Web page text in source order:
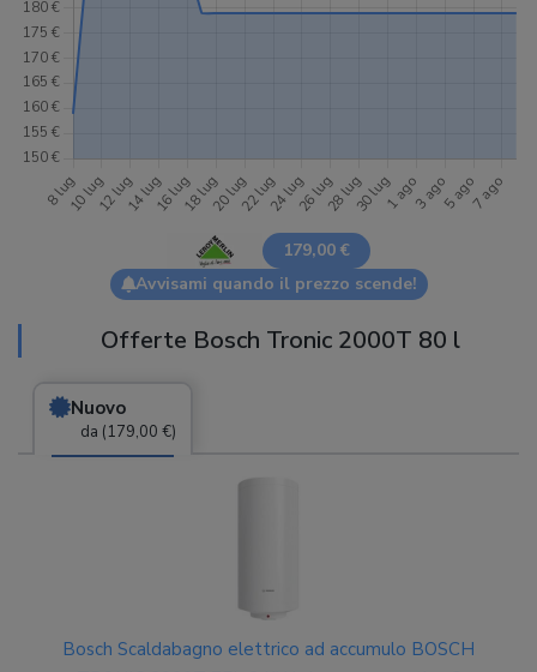
179,00 €
Avvisami quando il prezzo scende!
Offerte Bosch Tronic 2000T 80 l
Nuovo
da (179,00 €)
Bosch Scaldabagno elettrico ad accumulo BOSCH